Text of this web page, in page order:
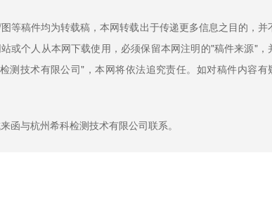
稿件均为转载稿，本网转载出于传递更多信息之目的，并
或个人从本网下载使用，必须保留本网注明的"稿件来源"，
测技术有限公司"，本网将依法追究责任。如对稿件内容有
与杭州希科检测技术有限公司联系。